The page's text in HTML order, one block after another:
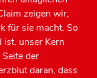
zeigen wir,
für sie macht. So
ist, unser Kern
der
daran, dass